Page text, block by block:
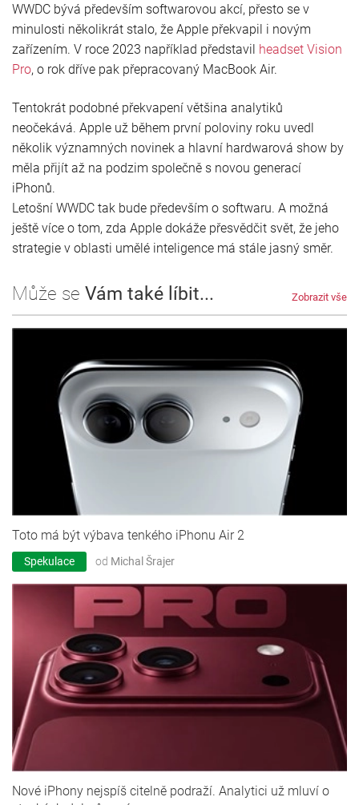
WWDC bývá především softwarovou akcí, přesto se v
minulosti několikrát stalo, že Apple překvapil i novým
zařízením. V roce 2023 například představil headset Vision
Pro, o rok dříve pak přepracovaný MacBook Air.
Tentokrát podobné překvapení většina analytiků
neočekává. Apple už během první poloviny roku uvedl
několik významných novinek a hlavní hardwarová show by
měla přijít až na podzim společně s novou generací
iPhonů.
Letošní WWDC tak bude především o softwaru. A možná
ještě více o tom, zda Apple dokáže přesvědčit svět, že jeho
strategie v oblasti umělé inteligence má stále jasný směr.
Může se Vám také líbit... Zobrazit vše
Toto má být výbava tenkého iPhonu Air 2
Spekulace od Michal Šrajer
Nové iPhony nejspíš citelně podraží. Analytici už mluví o